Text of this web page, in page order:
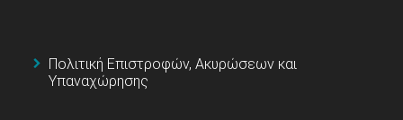
Πολιτική Επιστροφών, Ακυρώσεων και
Υπαναχώρησης